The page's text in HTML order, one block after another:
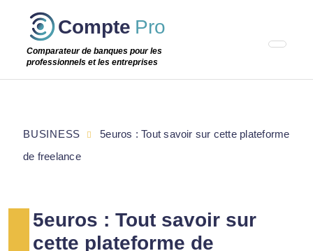
Passer
étape
Compte Pro
Comparateur de banques pour les
professionnels et les entreprises
5euros : Tout savoir sur
cette plateforme de
BUSINESS
5euros : Tout savoir sur cette plateforme
de freelance